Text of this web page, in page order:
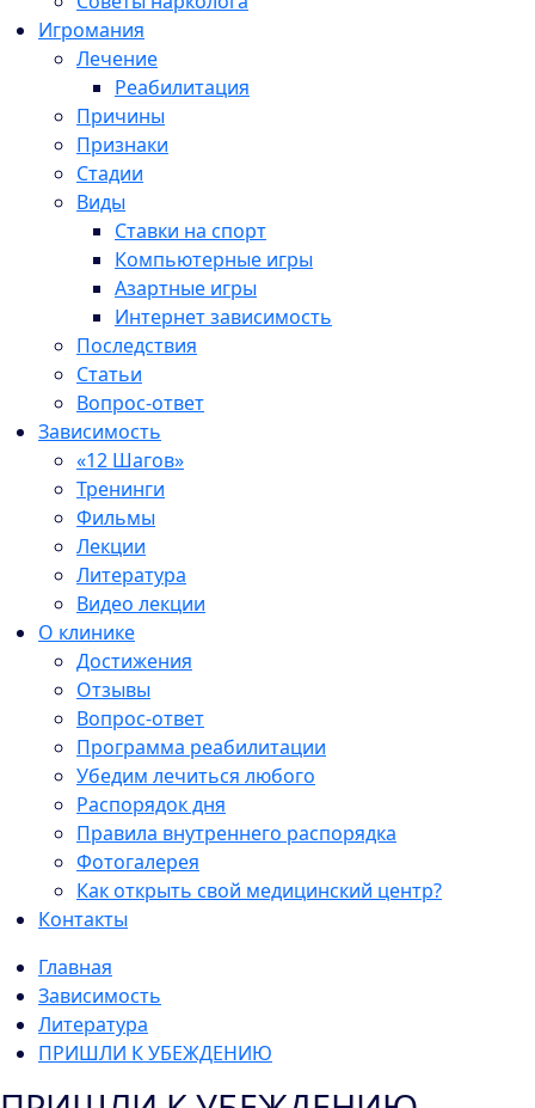
Игромания
Лечение
Реабилитация
Причины
Признаки
Стадии
Виды
Ставки на спорт
Компьютерные игры
Азартные игры
Интернет зависимость
Последствия
Статьи
Вопрос-ответ
Зависимость
«12 Шагов»
Тренинги
Фильмы
Лекции
Литература
Видео лекции
О клинике
Достижения
Отзывы
Вопрос-ответ
Программа реабилитации
Убедим лечиться любого
Распорядок дня
Правила внутреннего распорядка
Фотогалерея
Как открыть свой медицинский центр?
Контакты
Главная
Зависимость
Литература
ПРИШЛИ К УБЕЖДЕНИЮ